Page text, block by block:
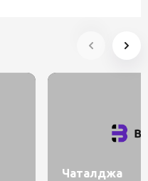
Чаталджа